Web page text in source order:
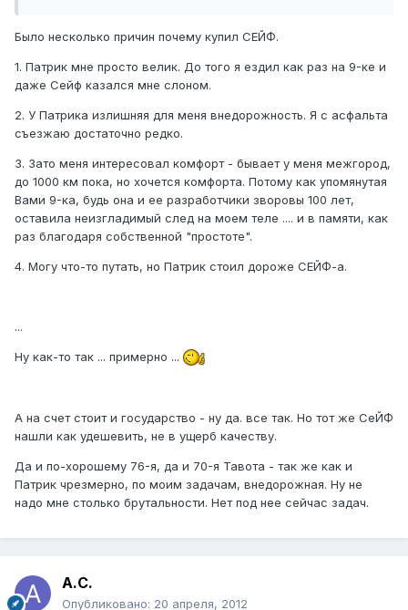
Было несколько причин почему купил СЕЙФ.
1. Патрик мне просто велик. До того я ездил как раз на 9-ке и
даже Сейф казался мне слоном.
2. У Патрика излишняя для меня внедорожность. Я с асфальта
съезжаю достаточно редко.
3. Зато меня интересовал комфорт - бывает у меня межгород,
до 1000 км пока, но хочется комфорта. Потому как упомянутая
Вами 9-ка, будь она и ее разработчики зворовы 100 лет,
оставила неизгладимый след на моем теле .... и в памяти, как
раз благодаря собственной "простоте".
4. Могу что-то путать, но Патрик стоил дороже СЕЙФ-а.
...
Ну как-то так ... примерно ...
А на счет стоит и государство - ну да. все так. Но тот же СеЙФ
нашли как удешевить, не в ущерб качеству.
Да и по-хорошему 76-я, да и 70-я Тавота - так же как и
Патрик чрезмерно, по моим задачам, внедорожная. Ну не
надо мне столько брутальности. Нет под нее сейчас задач.
А.С.
Опубликовано: 20 апреля, 2012